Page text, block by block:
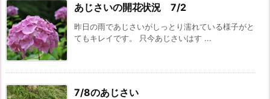
あじさいの開花状況 7/2
昨日の雨であじさいがしっとり濡れている様子がと
てもキレイです。 只今あじさいはす ...
7/8のあじさい